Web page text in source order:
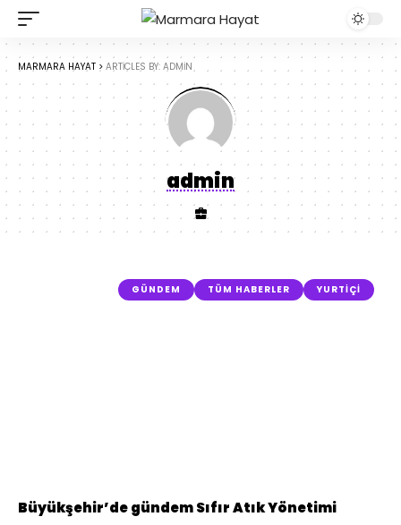
MARMARA HAYAT > ARTICLES BY: ADMIN
admin
GÜNDEM TÜM HABERLER YURTIÇI
Büyükşehir’de gündem Sıfır Atık Yönetimi